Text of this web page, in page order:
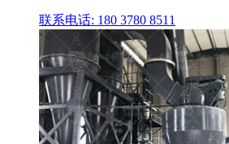
联系电话: 180 3780 8511